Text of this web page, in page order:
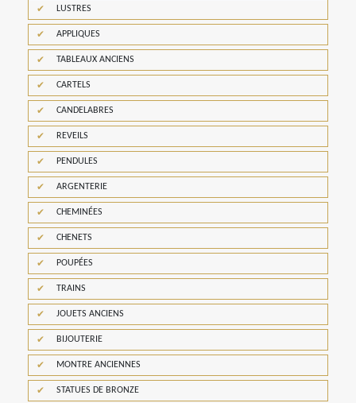
LUSTRES
APPLIQUES
TABLEAUX ANCIENS
CARTELS
CANDELABRES
REVEILS
PENDULES
ARGENTERIE
CHEMINÉES
CHENETS
POUPÉES
TRAINS
JOUETS ANCIENS
BIJOUTERIE
MONTRE ANCIENNES
STATUES DE BRONZE